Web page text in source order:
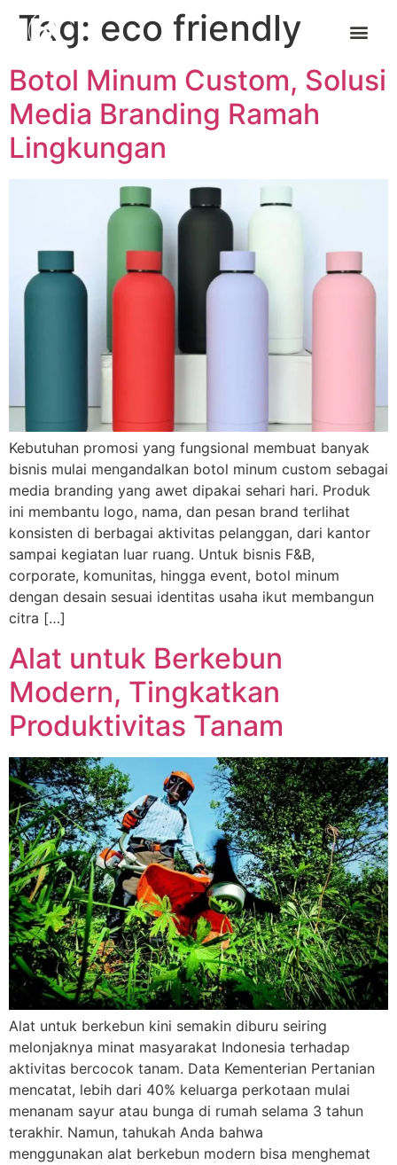
Tag: eco friendly
Botol Minum Custom, Solusi
Media Branding Ramah
Lingkungan
Kebutuhan promosi yang fungsional membuat banyak
bisnis mulai mengandalkan botol minum custom sebagai
media branding yang awet dipakai sehari hari. Produk
ini membantu logo, nama, dan pesan brand terlihat
konsisten di berbagai aktivitas pelanggan, dari kantor
sampai kegiatan luar ruang. Untuk bisnis F&B,
corporate, komunitas, hingga event, botol minum
dengan desain sesuai identitas usaha ikut membangun
citra […]
Alat untuk Berkebun
Modern, Tingkatkan
Produktivitas Tanam
Alat untuk berkebun kini semakin diburu seiring
melonjaknya minat masyarakat Indonesia terhadap
aktivitas bercocok tanam. Data Kementerian Pertanian
mencatat, lebih dari 40% keluarga perkotaan mulai
menanam sayur atau bunga di rumah selama 3 tahun
terakhir. Namun, tahukah Anda bahwa
menggunakan alat berkebun modern bisa menghemat